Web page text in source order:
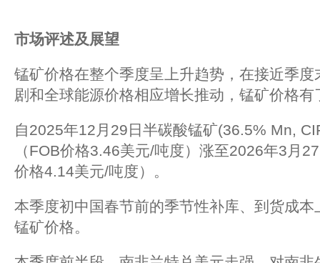
市场评述及展望
锰矿价格在整个季度呈上升趋势，在接近季
剧和全球能源价格相应增长推动，锰矿价格有
自2025年12月29日半碳酸锰矿(36.5% Mn,
（FOB价格3.46美元/吨度）涨至2026年3月
价格4.14美元/吨度）。
本季度初中国春节前的季节性补库、到货成
锰矿价格。